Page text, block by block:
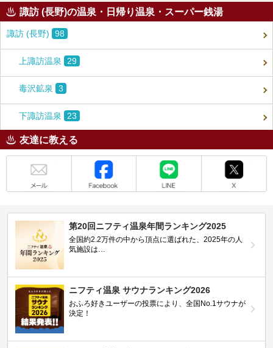
諏訪 (長野)の温泉・日帰り温泉・スーパー銭湯
諏訪 (長野) 98
上諏訪温泉 29
毒沢鉱泉 3
下諏訪温泉 23
友達に教える
第20回ニフティ温泉年間ランキング2025
全国約2.2万件の中から頂点に選ばれた、2025年の人
気施設は…
ニフティ温泉 サウナランキング2026
おふろ好きユーザーの投票により、全国No.1サウナが
決定！